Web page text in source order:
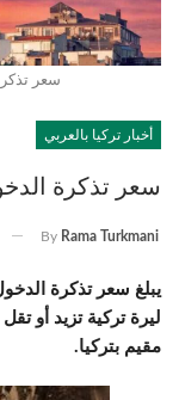
سعر
أخبار تركيا بالعربي
سعر تذكرة
By Rama Turkmani
ليرة تركية تزيد أو
مقيم بتركيا.